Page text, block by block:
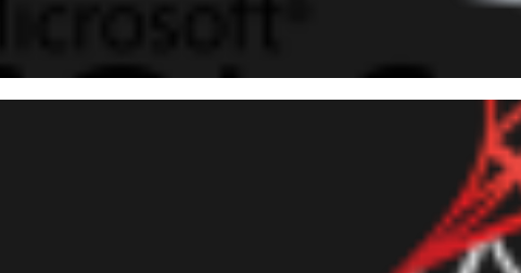
SQL Server - Cómo Ver el
de Ejecución del Job Cuando